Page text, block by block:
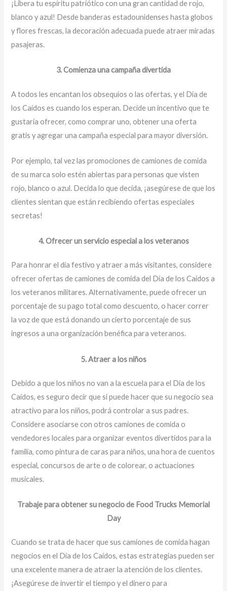
¡Libera tu espíritu patriótico con una gran cantidad de rojo,
blanco y azul! Desde banderas estadounidenses hasta globos
y flores frescas, la decoración adecuada puede atraer miradas
pasajeras.
3. Comienza una campaña divertida
A todos les encantan los obsequios o las ofertas, y el Día de
los Caídos es cuando los esperan. Decide un incentivo que te
gustaría ofrecer, como comprar uno, obtener una oferta
gratis y agregar una campaña especial para mayor diversión.
Por ejemplo, tal vez las promociones de camiones de comida
de su marca solo estén abiertas para personas que visten
rojo, blanco o azul. Decida lo que decida, ¡asegúrese de que los
clientes sientan que están recibiendo ofertas especiales
secretas!
4. Ofrecer un servicio especial a los veteranos
Para honrar el día festivo y atraer a más visitantes, considere
ofrecer ofertas de camiones de comida del Día de los Caídos a
los veteranos militares. Alternativamente, puede ofrecer un
porcentaje de su pago total como descuento, o hacer correr
la voz de que está donando un cierto porcentaje de sus
ingresos a una organización benéfica para veteranos.
5. Atraer a los niños
Debido a que los niños no van a la escuela para el Día de los
Caídos, es seguro decir que si puede hacer que su negocio sea
atractivo para los niños, podrá controlar a sus padres.
Considere asociarse con otros camiones de comida o
vendedores locales para organizar eventos divertidos para la
familia, como pintura de caras para niños, una hora de cuentos
especial, concursos de arte o de colorear, o actuaciones
musicales.
Trabaje para obtener su negocio de Food Trucks Memorial
Day
Cuando se trata de hacer que sus camiones de comida hagan
negocios en el Día de los Caídos, estas estrategias pueden ser
una excelente manera de atraer la atención de los clientes.
¡Asegúrese de invertir el tiempo y el dinero para